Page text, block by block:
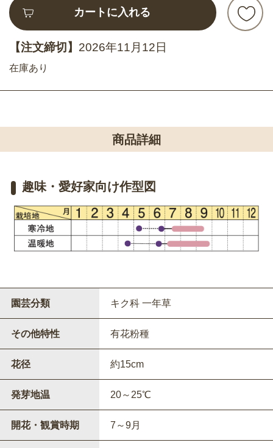
カートに入れる
【注文締切】 2026年11月12日
在庫あり
商品詳細
趣味・愛好家向け作型図
園芸分類 キク科 一年草
その他特性 有花粉種
花径 約15cm
発芽地温 20～25℃
開花・観賞時期 7～9月